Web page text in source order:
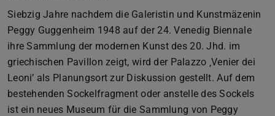
Siebzig Jahre nachdem die Galeristin und Kunstmäzenin
Peggy Guggenheim 1948 auf der 24. Venedig Biennale
ihre Sammlung der modernen Kunst des 20. Jhd. im
griechischen Pavillon zeigt, wird der Palazzo ‚Venier dei
Leoni’ als Planungsort zur Diskussion gestellt. Auf dem
bestehenden Sockelfragment oder anstelle des Sockels
ist ein neues Museum für die Sammlung von Peggy